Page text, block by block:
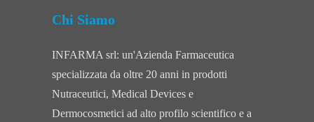
Chi Siamo
INFARMA srl: un'Azienda Farmaceutica
specializzata da oltre 20 anni in prodotti
Nutraceutici, Medical Devices e
Dermocosmetici ad alto profilo scientifico e a